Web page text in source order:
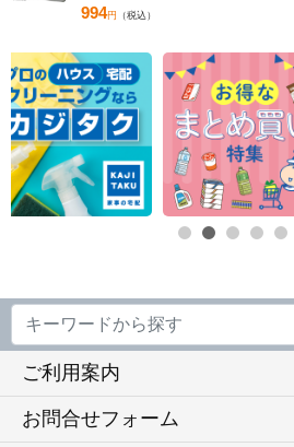
994円 （税込）
ご利用案内
お問合せフォーム